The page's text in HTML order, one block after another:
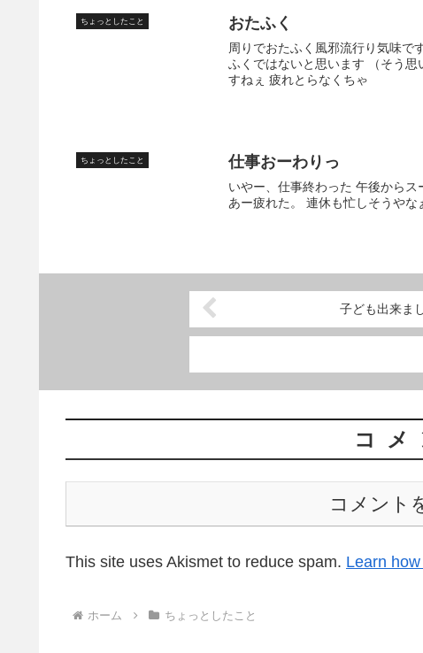
ちょっとしたこと おたふく
周りでおたふく風邪流行り気味で
ふくではないと思います （そう
すねぇ 疲れとらなくちゃ
ちょっとしたこと 仕事おーわりっ
いやー、仕事終わった 午後からス
あー疲れた。 連休も忙しそうや
子ども出来ま
コメ
コメント
This site uses Akismet to reduce spam. Learn
ホーム ちょっとしたこと